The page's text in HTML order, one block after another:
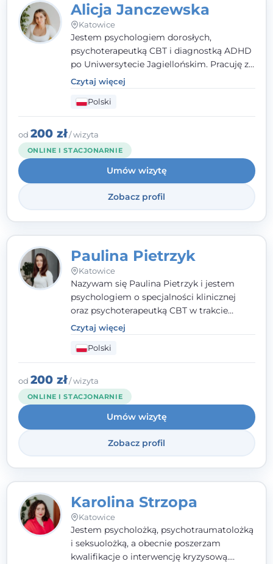
Alicja Janczewska
Katowice
Jestem psychologiem dorosłych,
psychoterapeutką CBT i diagnostką ADHD
po Uniwersytecie Jagiellońskim. Pracuję z
dorosłymi, młodzieżą i dziećmi, opierając
pomoc na zrozumieniu indywidualnych
potrzeb i więzi zbudowanej na zaufaniu.
Terapia to dla mnie bezpieczne miejsce, w
którym poczujesz się wysłuchany i
zrozumiany.
Czytaj więcej
Polski
od 200 zł/ wizyta
ONLINE I STACJONARNIE
Umów wizytę
Zobacz profil
Paulina Pietrzyk
Katowice
Nazywam się Paulina Pietrzyk i jestem
psychologiem o specjalności klinicznej
oraz psychoterapeutką CBT w trakcie
szkolenia. Pracuję z dorosłymi, którzy
szukają wsparcia w trudnych momentach -
w obliczu lęku, przewlekłego stresu,
natłoku myśli, obniżonego nastroju,
wypalenia czy kryzysu, a także po prostu
chcą lepiej poznać siebie.
Czytaj więcej
Polski
od 200 zł/ wizyta
ONLINE I STACJONARNIE
Umów wizytę
Zobacz profil
Karolina Strzopa
Katowice
Jestem psycholożką, psychotraumatolożką
i seksuolożką, a obecnie poszerzam
kwalifikacje o interwencję kryzysową.